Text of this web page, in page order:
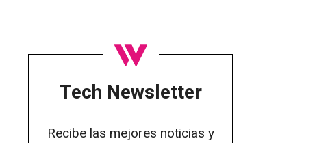
Tech Newsletter
Recibe las mejores noticias y